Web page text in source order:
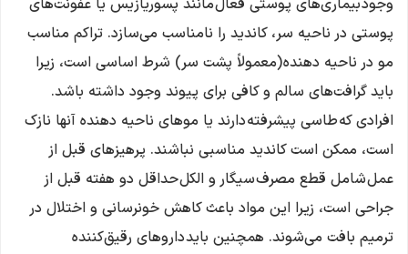
وجود بیماری‌های پوستی فعال مانند پسوریازیس یا عفونت‌های
پوستی در ناحیه سر، کاندید را نامناسب می‌سازد. تراکم مناسب
مو در ناحیه دهنده (معمولاً پشت سر) شرط اساسی است، زیرا
باید گرافت‌های سالم و کافی برای پیوند وجود داشته باشد.
افرادی که طاسی پیشرفته دارند یا موهای ناحیه دهنده آنها نازک
است، ممکن است کاندید مناسبی نباشند. پرهیزهای قبل از
عمل شامل قطع مصرف سیگار و الکل حداقل دو هفته قبل از
جراحی است، زیرا این مواد باعث کاهش خونرسانی و اختلال در
ترمیم بافت می‌شوند. همچنین باید داروهای رقیق‌کننده